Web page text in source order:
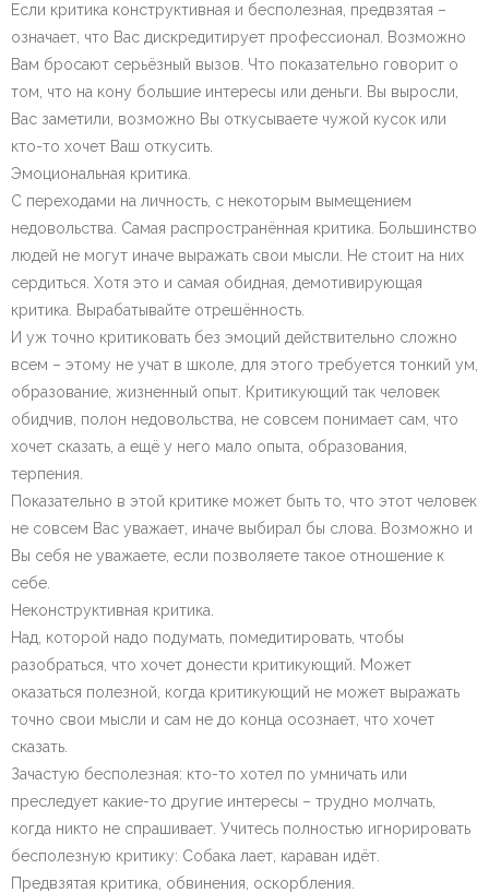
Если критика конструктивная и бесполезная, предвзятая –
означает, что Вас дискредитирует профессионал. Возможно
Вам бросают серьёзный вызов. Что показательно говорит о
том, что на кону большие интересы или деньги. Вы выросли,
Вас заметили, возможно Вы откусываете чужой кусок или
кто-то хочет Ваш откусить.
Эмоциональная критика.
С переходами на личность, с некоторым вымещением
недовольства. Самая распространённая критика. Большинство
людей не могут иначе выражать свои мысли. Не стоит на них
сердиться. Хотя это и самая обидная, демотивирующая
критика. Вырабатывайте отрешённость.
И уж точно критиковать без эмоций действительно сложно
всем – этому не учат в школе, для этого требуется тонкий ум,
образование, жизненный опыт. Критикующий так человек
обидчив, полон недовольства, не совсем понимает сам, что
хочет сказать, а ещё у него мало опыта, образования,
терпения.
Показательно в этой критике может быть то, что этот человек
не совсем Вас уважает, иначе выбирал бы слова. Возможно и
Вы себя не уважаете, если позволяете такое отношение к
себе.
Неконструктивная критика.
Над, которой надо подумать, помедитировать, чтобы
разобраться, что хочет донести критикующий. Может
оказаться полезной, когда критикующий не может выражать
точно свои мысли и сам не до конца осознает, что хочет
сказать.
Зачастую бесполезная: кто-то хотел по умничать или
преследует какие-то другие интересы – трудно молчать,
когда никто не спрашивает. Учитесь полностью игнорировать
бесполезную критику: Собака лает, караван идёт.
Предвзятая критика, обвинения, оскорбления.